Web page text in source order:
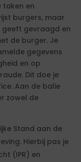
taken en
burgers, maar
gevraagd en
de burger. Je
gegevens
en op
Dit doe je
Aan de balie
zowel de
Stand aan de
Hierbij pas je
(IPR) en